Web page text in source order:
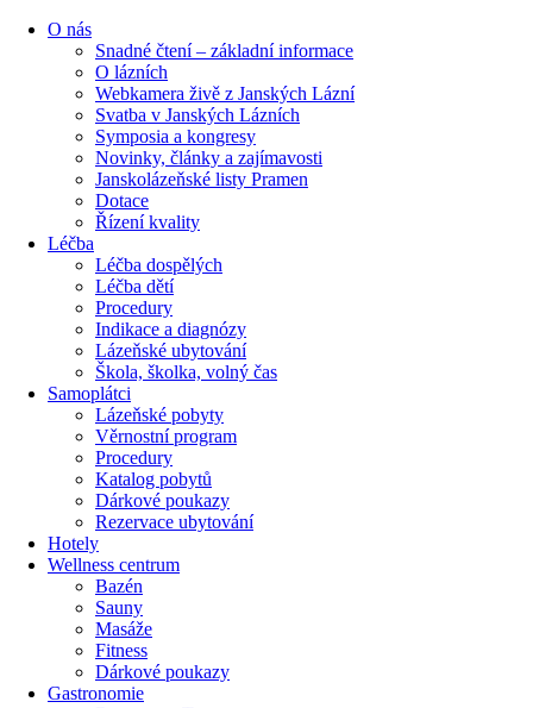
O nás
Snadné čtení – základní informace
O lázních
Webkamera živě z Janských Lázní
Svatba v Janských Lázních
Symposia a kongresy
Novinky, články a zajímavosti
Janskolázeňské listy Pramen
Dotace
Řízení kvality
Léčba
Léčba dospělých
Léčba dětí
Procedury
Indikace a diagnózy
Lázeňské ubytování
Škola, školka, volný čas
Samoplátci
Lázeňské pobyty
Věrnostní program
Procedury
Katalog pobytů
Dárkové poukazy​
Rezervace ubytování
Hotely
Wellness centrum
Bazén
Sauny
Masáže
Fitness
Dárkové poukazy​
Gastronomie